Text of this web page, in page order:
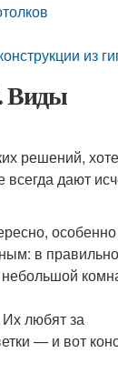
из
Виды
решений,
всегда дают
в
любят за
— и вот